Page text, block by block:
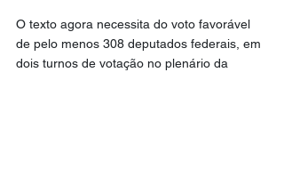
O texto agora necessita do voto favorável
de pelo menos 308 deputados federais, em
dois turnos de votação no plenário da